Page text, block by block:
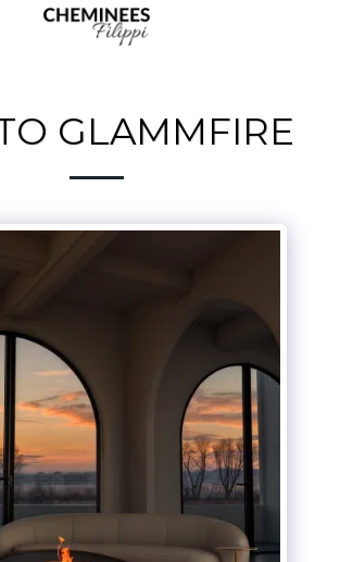
GLAMMFIRE